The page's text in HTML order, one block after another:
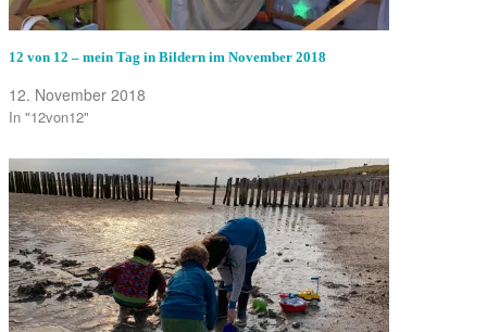
12 von 12 – mein Tag in Bildern im November 2018
12. November 2018
In "12von12"